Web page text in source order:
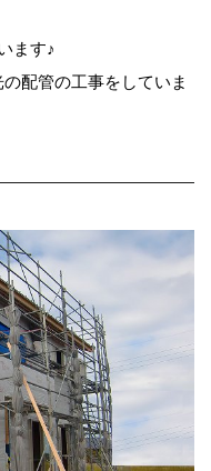
ます♪
配管の工事をしていま